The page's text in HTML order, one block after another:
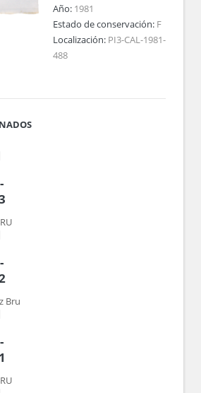
Año: 1981
Estado de conservación: F
Localización: PI3-CAL-1981-
488
Bru